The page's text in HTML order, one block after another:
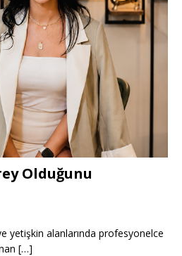
Olduğunu
yetişkin alanlarında profesyonelce
[…]